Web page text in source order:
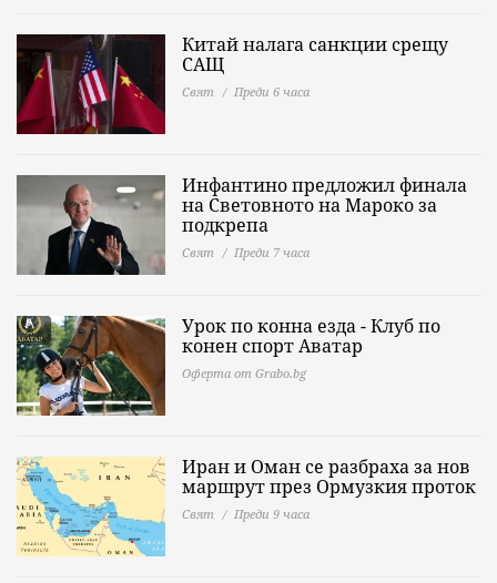
Китай налага санкции срещу
САЩ
Свят Преди 6 часа
Инфантино предложил финала
на Световното на Мароко за
подкрепа
Свят Преди 7 часа
Урок по конна езда - Клуб по
конен спорт Аватар
Оферта от Grabo.bg
Иран и Оман се разбраха за нов
маршрут през Ормузкия проток
Свят Преди 9 часа